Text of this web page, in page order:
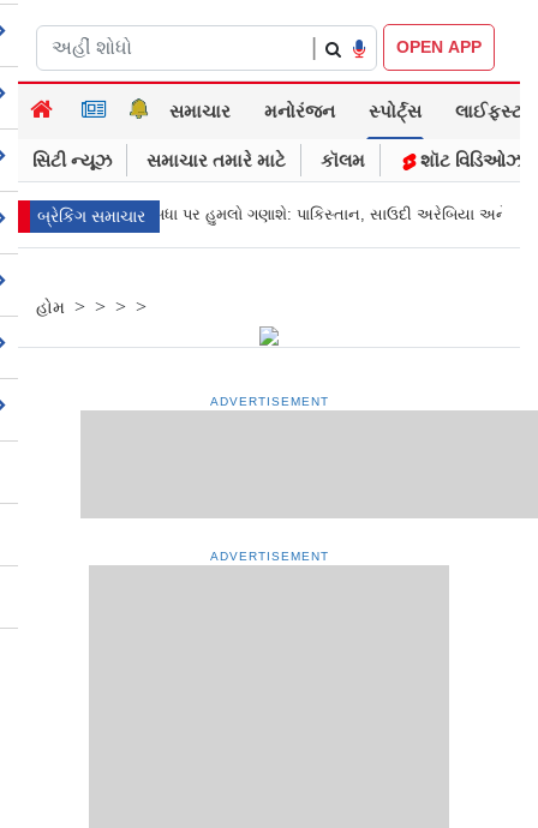
OPEN APP
સમાચાર મનોરંજન સ્પોર્ટ્સ લાઈફસ્ટાઈલ
સિટી ન્યૂઝ સમાચાર તમારે માટે કૉલમ શૉટ વિડિઓઝ
બ્રેકિંગ સમાચાર
એક પર હુમલો, બધા પર હુમલો ગણાશે: પાકિસ્તાન, સાઉદી અરેબિયા અને
હોમ > > > >
ADVERTISEMENT
ADVERTISEMENT